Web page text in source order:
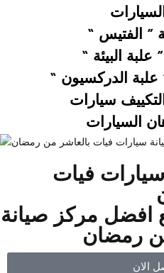
” الفتيس “
علبة البيئة “
علبة الدركسيون “
سيارات
السيارات
فيات
افضل مركز صيانة
رمضان
الان